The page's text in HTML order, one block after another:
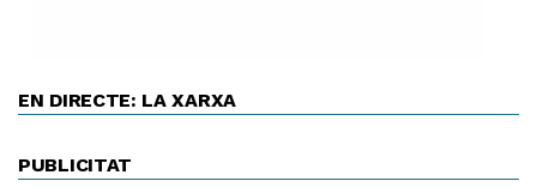
EN DIRECTE: LA XARXA
PUBLICITAT